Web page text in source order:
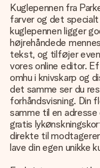
Kuglepennen fra
farver og det
kuglepennen ligger
højrehåndede
tekst, og tilføjer
vores online editor.
omhu i knivskarp og
det samme ser du
forhåndsvisning. Din
samme til en
gratis
direkte til
lave din egen unikke